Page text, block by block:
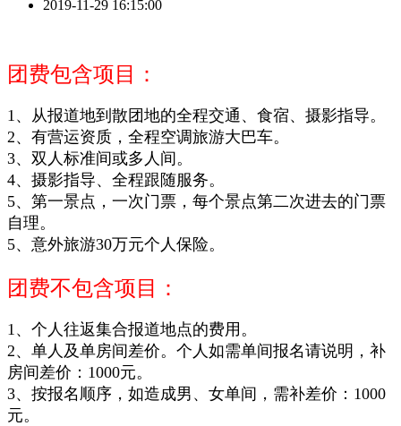
2019-11-29 16:15:00
团费包含项目：
1、从报道地到散团地的全程交通、食宿、摄影指导。
2、有营运资质，全程空调旅游大巴车。
3、双人标准间或多人间。
4、摄影指导、全程跟随服务。
5、 第一景点， 一次门票 ，每个景点第二次进去的门票
自理。
5、意外旅游30万元个人保险。
团费不包含项目：
1、个人往返集合报道地点的费用。
2、单人及单房间差价。个人如需单间报名请说明，补
房间差价：1000元。
3、按报名顺序，如造成男、女单间，需补差价：1000
元。